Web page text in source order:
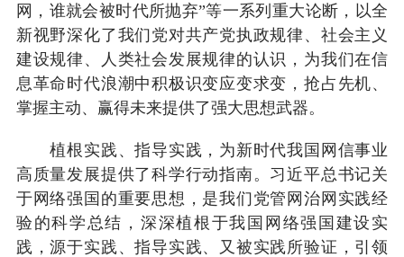
网，谁就会被时代所抛弃”等一系列重大论断，以全
新视野深化了我们党对共产党执政规律、社会主义
建设规律、人类社会发展规律的认识，为我们在信
息革命时代浪潮中积极识变应变求变，抢占先机、
掌握主动、赢得未来提供了强大思想武器。
植根实践、指导实践，为新时代我国网信事业
高质量发展提供了科学行动指南。习近平总书记关
于网络强国的重要思想，是我们党管网治网实践经
验的科学总结，深深植根于我国网络强国建设实
践，源于实践、指导实践、又被实践所验证，引领